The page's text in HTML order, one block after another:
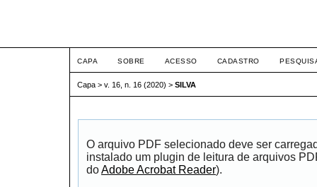
CAPA SOBRE ACESSO CADASTRO
Capa > v. 16, n. 16 (2020) > SILVA
O arquivo PDF selecionado deve ser
instalado um plugin de leitura de arquivos
doAdobe Acrobat Reader).